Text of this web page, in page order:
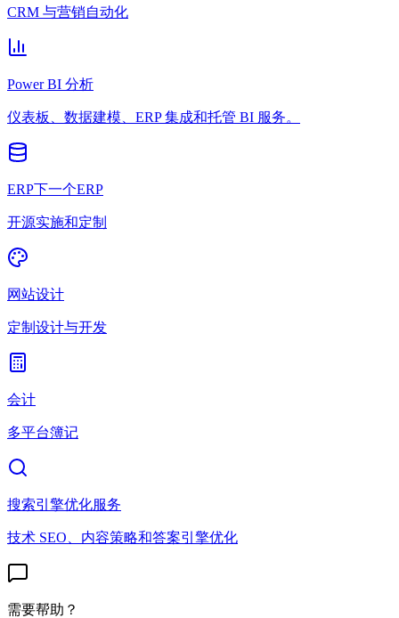
CRM 与营销自动化
Power BI 分析
仪表板、数据建模、ERP 集成和托管 BI 服务。
ERP下一个ERP
开源实施和定制
网站设计
定制设计与开发
会计
多平台簿记
搜索引擎优化服务
技术 SEO、内容策略和答案引擎优化
需要帮助？